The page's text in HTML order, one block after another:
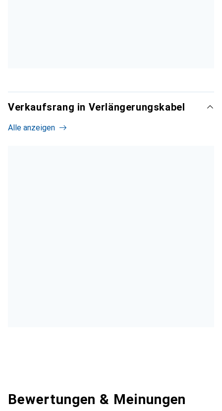
Verkaufsrang in Verlängerungskabel
Alle anzeigen
Bewertungen & Meinungen